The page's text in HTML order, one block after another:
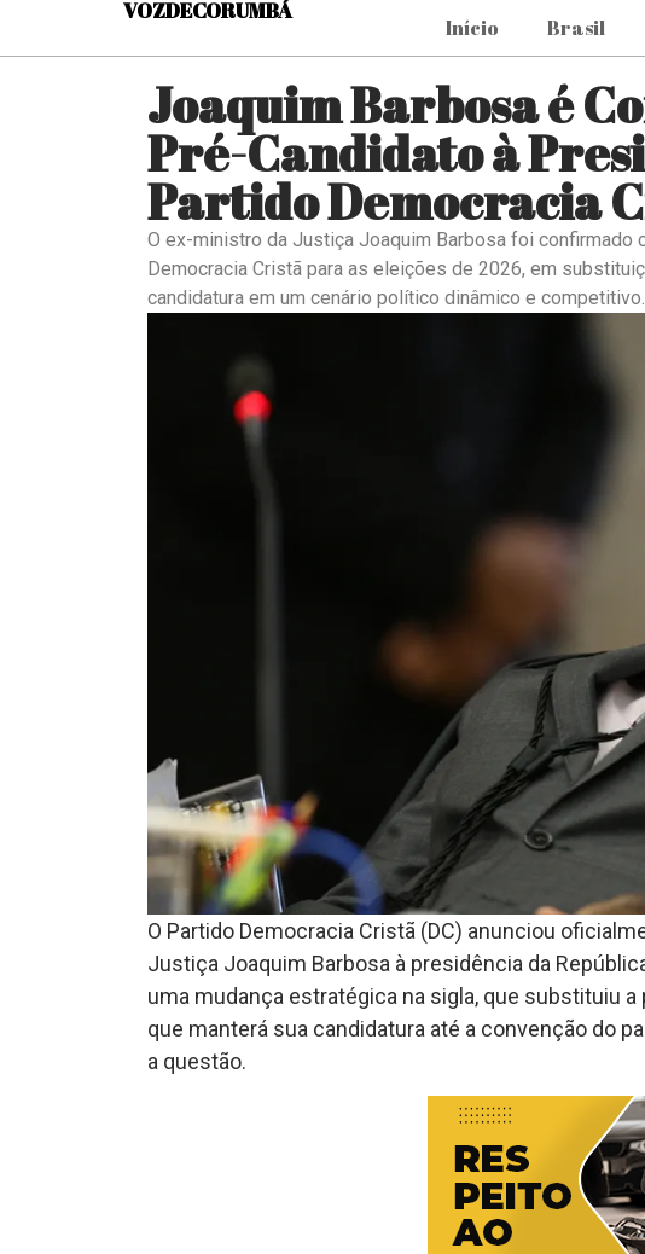
VOZDECORUMBÁ
Início Brasil
Joaquim Barbosa é
Pré-Candidato à
Partido Democracia
O ex-ministro da Justiça Joaquim Barbosa foi
Democracia Cristã para as eleições de 2026, em
candidatura em um cenário político dinâmico e competitivo.
O Partido Democracia Cristã (DC) anunciou
Justiça Joaquim Barbosa à presidência da
uma mudança estratégica na sigla, que substituiu
que manterá sua candidatura até a convenção do
a questão.